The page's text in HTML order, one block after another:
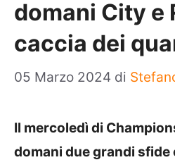
domani City e
caccia dei
05 Marzo 2024 di
Il mercoledì di
domani due grandi sfide